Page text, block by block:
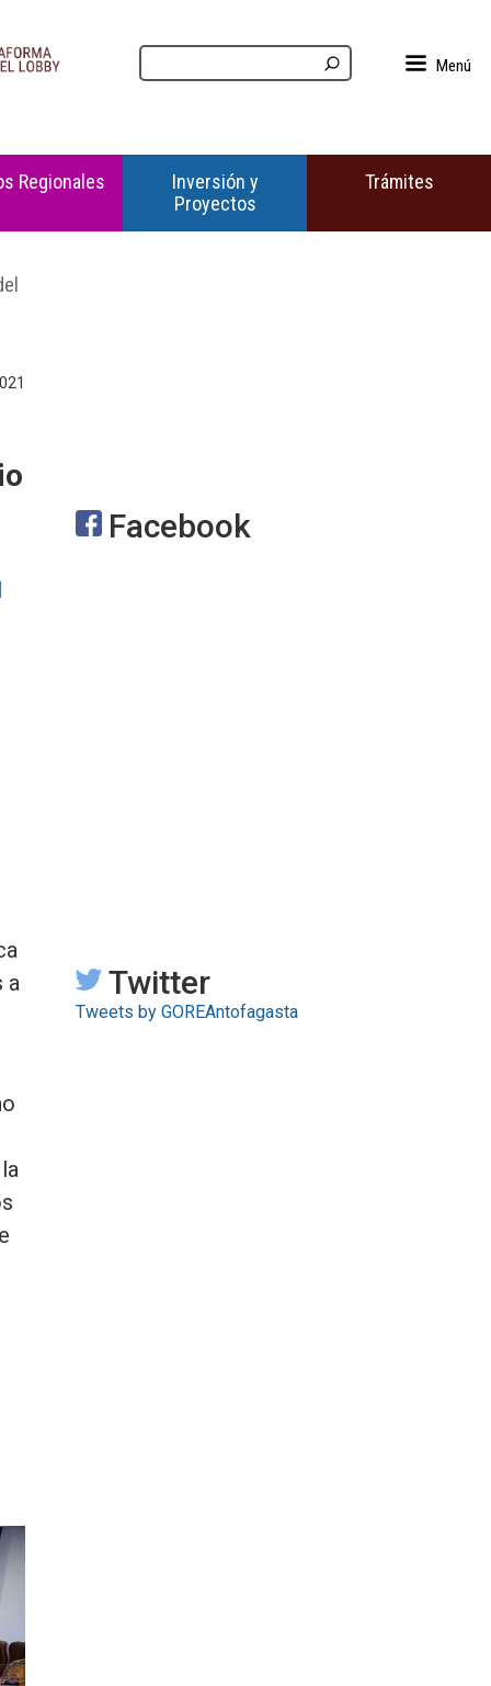
Menú
Regionales
Inversión y
Proyectos
Trámites
a
Facebook
Twitter
Tweets by GOREAntofagasta